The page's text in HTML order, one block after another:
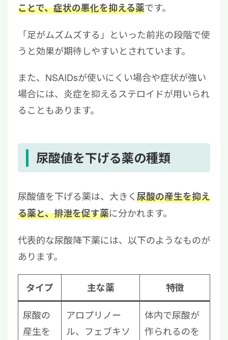
ことで、症状の悪化を抑える薬です。
「足がムズムズする」といった前兆の段階で使
うと効果が期待しやすいとされています。
また、NSAIDsが使いにくい場合や症状が強い
場合には、炎症を抑えるステロイドが用いられ
ることもあります。
尿酸値を下げる薬の種類
尿酸値を下げる薬は、大きく尿酸の産生を抑え
る薬と、排泄を促す薬に分かれます。
代表的な尿酸降下薬には、以下のようなものが
あります。
タイプ 主な薬 特徴
尿酸の
産生を
アロプリノー
ル、フェブキソ
体内で尿酸が
作られるのを